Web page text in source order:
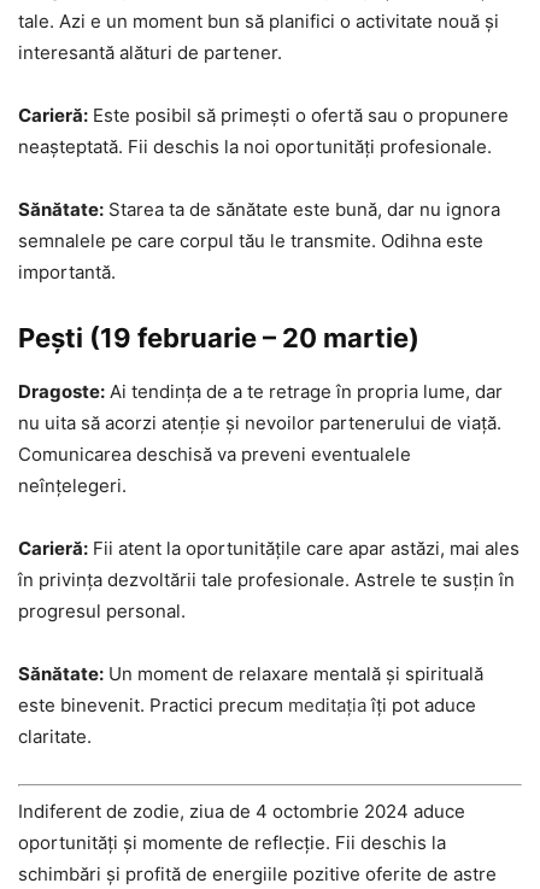
tale. Azi e un moment bun să planifici o activitate nouă și
interesantă alături de partener.
Carieră: Este posibil să primești o ofertă sau o propunere
neașteptată. Fii deschis la noi oportunități profesionale.
Sănătate: Starea ta de sănătate este bună, dar nu ignora
semnalele pe care corpul tău le transmite. Odihna este
importantă.
Pești (19 februarie – 20 martie)
Dragoste: Ai tendința de a te retrage în propria lume, dar
nu uita să acorzi atenție și nevoilor partenerului de viață.
Comunicarea deschisă va preveni eventualele
neînțelegeri.
Carieră: Fii atent la oportunitățile care apar astăzi, mai ales
în privința dezvoltării tale profesionale. Astrele te susțin în
progresul personal.
Sănătate: Un moment de relaxare mentală și spirituală
este binevenit. Practici precum meditația îți pot aduce
claritate.
Indiferent de zodie, ziua de 4 octombrie 2024 aduce
oportunități și momente de reflecție. Fii deschis la
schimbări și profită de energiile pozitive oferite de astre